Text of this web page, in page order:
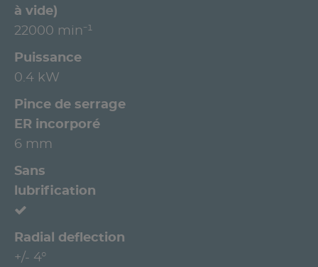
à vide)
22000 min⁻¹
Puissance
0.4 kW
Pince de serrage
ER incorporé
6 mm
Sans
lubrification
Radial deflection
+/- 4°